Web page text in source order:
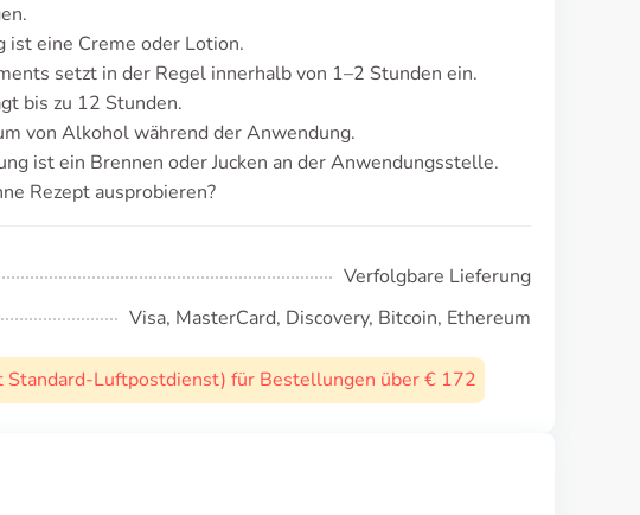
ist eine Creme oder Lotion.
setzt in der Regel innerhalb von 1–2 Stunden ein.
bis zu 12 Stunden.
von Alkohol während der Anwendung.
ist ein Brennen oder Jucken an der Anwendungsstelle.
Rezept ausprobieren?
Verfolgbare Lieferung
Visa, MasterCard, Discovery, Bitcoin, Ethereum
Standard-Luftpostdienst) für Bestellungen über € 172